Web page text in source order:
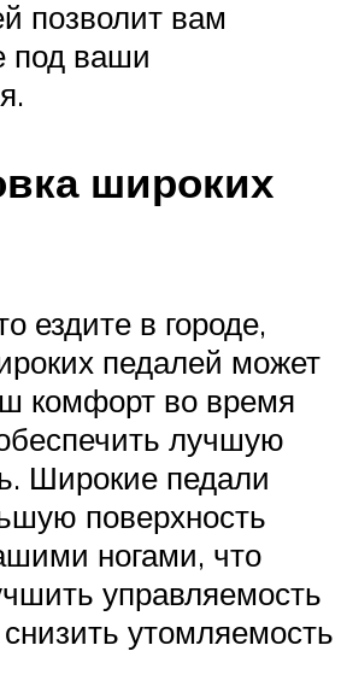
позволит вам
под ваши
широких
ездите в городе,
педалей может
комфорт во время
лучшую
Широкие педали
поверхность
ногами, что
управляемость
утомляемость